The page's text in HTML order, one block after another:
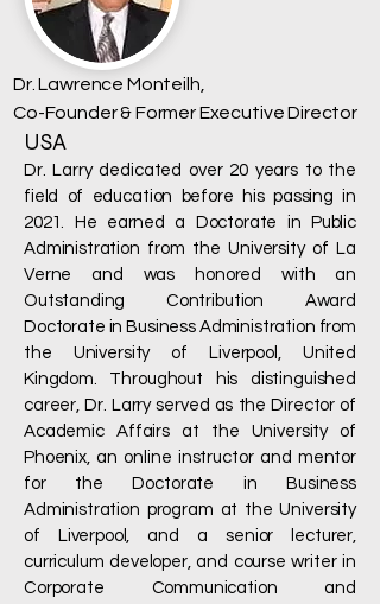
Dr. Lawrence Monteilh,
Co-Founder & Former Executive Director
USA
Dr. Larry dedicated over 20 years to the
field of education before his passing in
2021. He earned a Doctorate in Public
Administration from the University of La
Verne and was honored with an
Outstanding Contribution Award
Doctorate in Business Administration from
the University of Liverpool, United
Kingdom. Throughout his distinguished
career, Dr. Larry served as the Director of
Academic Affairs at the University of
Phoenix, an online instructor and mentor
for the Doctorate in Business
Administration program at the University
of Liverpool, and a senior lecturer,
curriculum developer, and course writer in
Corporate Communication and